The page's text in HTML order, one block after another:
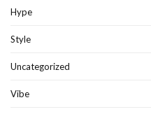
Hype
Style
Uncategorized
Vibe